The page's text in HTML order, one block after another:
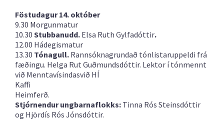
Föstudagur 14. október
9.30 Morgunmatur
10.30 Stubbanudd. Elsa Ruth Gylfadóttir.
12.00 Hádegismatur
13.30 Tónagull. Rannsóknagrundað tónlistaruppeldi frá
fæðingu. Helga Rut Guðmundsdóttir. Lektor í tónmennt
við Menntavísindasvið HÍ
Kaffi
Heimferð.
Stjórnendur ungbarnaflokks: Tinna Rós Steinsdóttir
og Hjördís Rós Jónsdóttir.